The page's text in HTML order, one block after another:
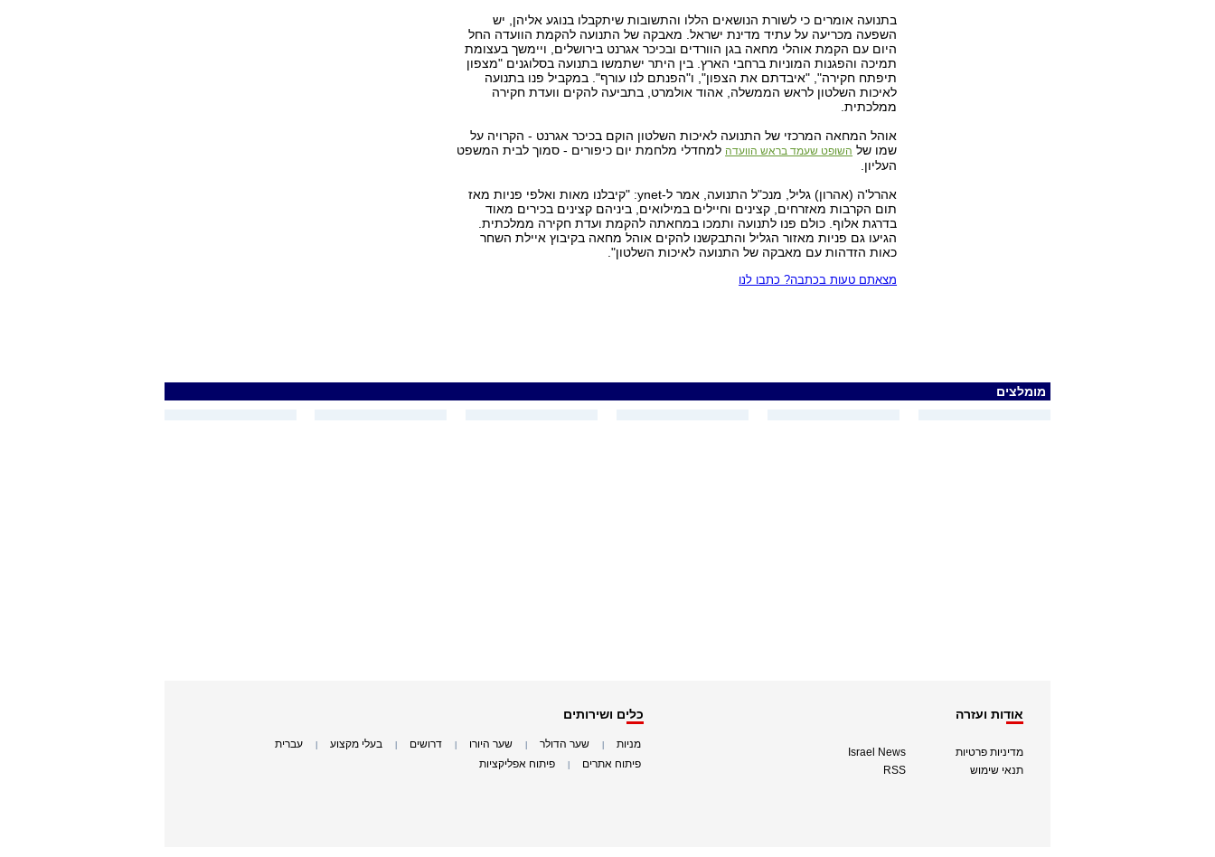
בתנועה אומרים כי לשורת הנושאים הללו והתשובות שיתקבלו בנוגע אליהן, יש
השפעה מכריעה על עתיד מדינת ישראל. מאבקה של התנועה להקמת הוועדה החל
היום עם הקמת אוהלי מחאה בגן הוורדים ובכיכר אגרנט בירושלים, ויימשך בעצומת
תמיכה והפגנות המוניות ברחבי הארץ. בין היתר ישתמשו בתנועה בסלוגנים "מצפון
תיפתח חקירה", "איבדתם את הצפון", ו"הפנתם לנו עורף". במקביל פנו בתנועה
לאיכות השלטון לראש הממשלה, אהוד אולמרט, בתביעה להקים וועדת חקירה
ממלכתית.
אוהל המחאה המרכזי של התנועה לאיכות השלטון הוקם בכיכר אגרנט - הקרויה על
שמו של השופט שעמד בראש הוועדה למחדלי מלחמת יום כיפורים - סמוך לבית המשפט
העליון.
אהרל'ה (אהרון) גליל, מנכ"ל התנועה, אמר ל-ynet: "קיבלנו מאות ואלפי פניות מאז
תום הקרבות מאזרחים, קצינים וחיילים במילואים, ביניהם קצינים בכירים מאוד
בדרגת אלוף. כולם פנו לתנועה ותמכו במחאתה להקמת ועדת חקירה ממלכתית.
הגיעו גם פניות מאזור הגליל והתבקשנו להקים אוהל מחאה בקיבוץ איילת השחר
כאות הזדהות עם מאבקה של התנועה לאיכות השלטון".
מצאתם טעות בכתבה? כתבו לנו
מומלצים
אודות ועזרה
מדיניות פרטיות
תנאי שימוש
Israel News
RSS
כלים ושירותים
מניות שער הדולר שער היורו דרושים בעלי מקצוע עברית
פיתוח אתרים פיתוח אפליקציות